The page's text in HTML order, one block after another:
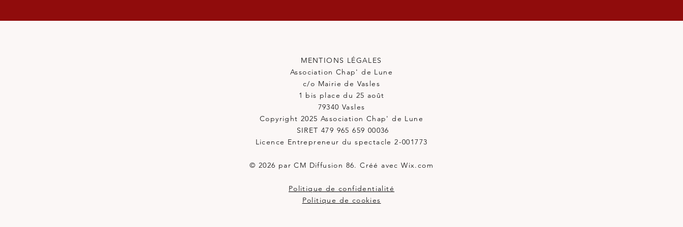
MENTIONS LÉGALES
Association Chap' de Lune
c/o Mairie de Vasles
1 bis place du 25 août
79340 Vasles
Copyright 2025 Association Chap' de Lune
SIRET 479 965 659 00036
Licence Entrepreneur du spectacle 2-001773
© 2026 par CM Diffusion 86. Créé avec Wix.com
Politique de confidentialité
Politique de cookies